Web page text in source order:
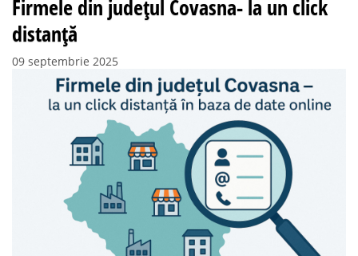
Firmele din județul Covasna- la un click
distanță
09 septembrie 2025